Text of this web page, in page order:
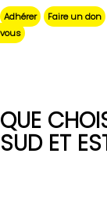
Aller
au
contenu
Adhérer Faire un don
vous
QUE
SUD ET